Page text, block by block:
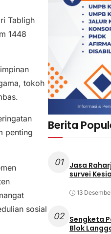
Tabligh
1448
tokoh
penting
sosial
Berita
01
Jasa
survei
13
02
Sengketa
Blok